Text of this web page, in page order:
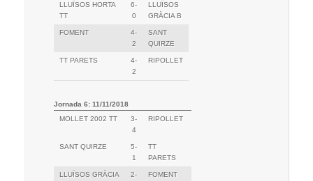
LLUÏSOS HORTA
TT
6-
0
LLUÏSOS
GRÀCIA B
FOMENT
4-
2
SANT
QUIRZE
TT PARETS
4-
2
RIPOLLET
Jornada 6: 11/11/2018
MOLLET 2002 TT
3-
4
RIPOLLET
SANT QUIRZE
5-
1
TT
PARETS
LLUÏSOS GRÀCIA
2-
FOMENT